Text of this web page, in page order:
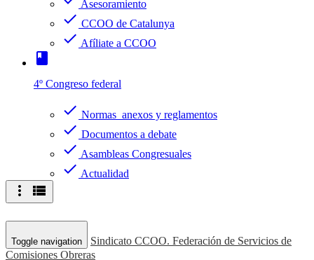
Asesoramiento
check CCOO de Catalunya
check Afíliate a CCOO
book
4º Congreso federal
check Normas anexos y reglamentos
check Documentos a debate
check Asambleas Congresuales
check Actualidad
more_vert view_list
Toggle navigation
Sindicato CCOO. Federación de Servicios de
Comisiones Obreras